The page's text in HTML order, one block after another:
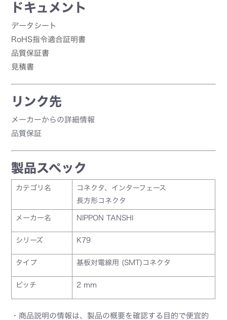
ドキュメント
データシート
RoHS指令適合証明書
品質保証書
見積書
リンク先
メーカーからの詳細情報
品質保証
製品スペック
カテゴリ名
コネクタ、インターフェース
長方形コネクタ
メーカー名 NIPPON TANSHI
シリーズ K79
タイプ 基板対電線用 (SMT)コネクタ
ピッチ 2 mm
・商品説明の情報は、製品の概要を確認する目的で便宜的